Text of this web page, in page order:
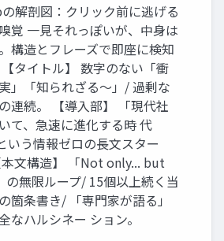
解剖図：クリック前に逃げる
覚 一見それっぽいが、中身は
構造とフレーズで即座に検知
タイトル】 数字のない「衝
」「知られざる〜」/ 過剰な
連続。 【導入部】 「現代社
て、急速に進化する時 代
いう情報ゼロの長文スター
本文構造】 「Not only... but
の無限ループ/ 15個以上続く当
箇条書き/ 「専門家が語る」
なハルシネー ション。